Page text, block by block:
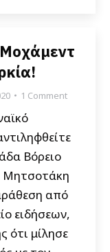
1 Comment
Βόρειο
Μητσοτάκη
από
ειδήσεων,
ότι μίλησε